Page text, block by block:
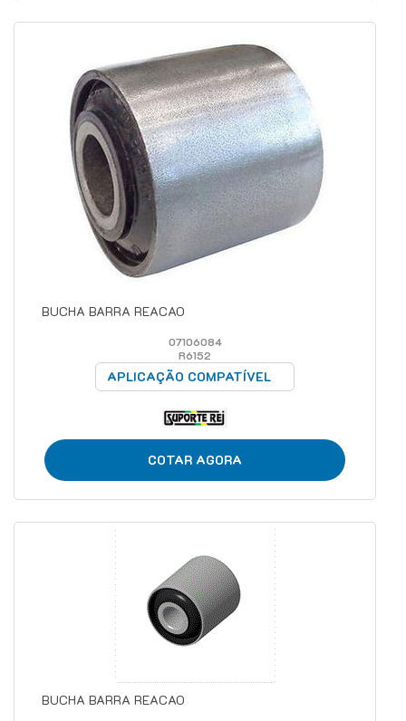
BUCHA BARRA REACAO
07106084
R6152
APLICAÇÃO COMPATÍVEL
COTAR AGORA
BUCHA BARRA REACAO